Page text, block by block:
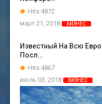
Hits:4872
март 21, 2018
БИЗНЕС
Известный На Всю
Посл…
Hits:4867
июль 03, 2018
БИЗНЕС